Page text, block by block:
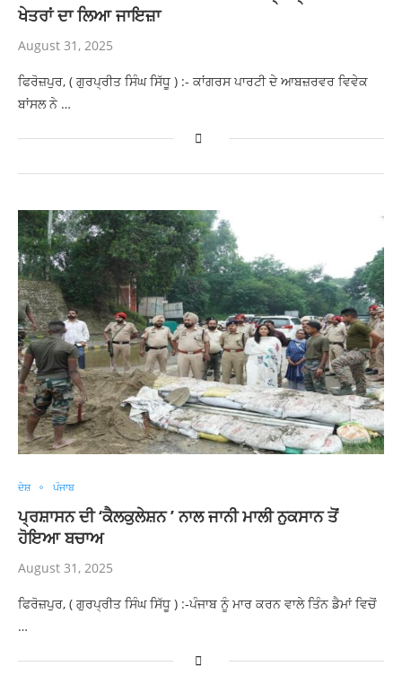
ਖੇਤਰਾਂ ਦਾ ਲਿਆ ਜਾਇਜ਼ਾ
August 31, 2025
ਫਿਰੋਜ਼ਪੁਰ, ( ਗੁਰਪ੍ਰੀਤ ਸਿੰਘ ਸਿੱਧੂ ) :- ਕਾਂਗਰਸ ਪਾਰਟੀ ਦੇ ਆਬਜ਼ਰਵਰ ਵਿਵੇਕ
ਬਾਂਸਲ ਨੇ …
ਦੇਸ਼ ਪੰਜਾਬ
ਪ੍ਰਸ਼ਾਸਨ ਦੀ ‘ਕੈਲਕੁਲੇਸ਼ਨ ’ ਨਾਲ ਜਾਨੀ ਮਾਲੀ ਨੁਕਸਾਨ ਤੋਂ
ਹੋਇਆ ਬਚਾਅ
August 31, 2025
ਫਿਰੋਜ਼ਪੁਰ, ( ਗੁਰਪ੍ਰੀਤ ਸਿੰਘ ਸਿੱਧੂ ) :-ਪੰਜਾਬ ਨੂੰ ਮਾਰ ਕਰਨ ਵਾਲੇ ਤਿੰਨ ਡੈਮਾਂ ਵਿਚੋਂ
…